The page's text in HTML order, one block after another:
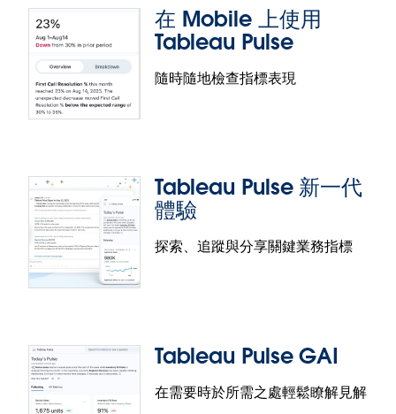
時，原有的引導式問題旁會顯示額外的「詢問」按
鈕，供您詢問指標相關問題。使用「詢問」功能，系
統便會顯示提示，建議與正在調查的指標相符的問
題。
指標開機載入增強功能
Pulse 指標。增進功能包含：改進啟發式功能，找出關
鍵 Tableau 視覺效果類型（長條圖、區域圖及折線
圖）中的主要度量與維度；識別與納入已發佈資料來
源（Published Data Source，PDS）中的計算欄位；
以及改善度量與維度圖示的視覺呈現。
在 Mobile 上使用
Tableau Pulse
隨時隨地檢查指標表現
Tableau Pulse Mobile
瞭解趨勢、極端值和其他重要的指標變化，讓您掌握
您最重視的指標。透過在 Mobile 上使用 Tableau
Pulse，您可將 Tableau Pulse 電子郵件及 Slack 中的
Tableau Pulse 新一代
體驗
探索、追蹤與分享關鍵業務指標
Tableau Pulse GAI
在需要時於所需之處輕鬆瞭解見解